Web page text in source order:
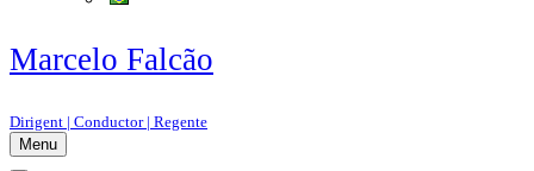
Marcelo Falcão
Dirigent | Conductor | Regente
Menu
Navigations-